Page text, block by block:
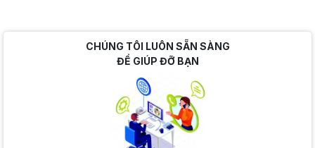
CHÚNG TÔI LUÔN SẴN SÀNG
ĐỂ GIÚP ĐỠ BẠN